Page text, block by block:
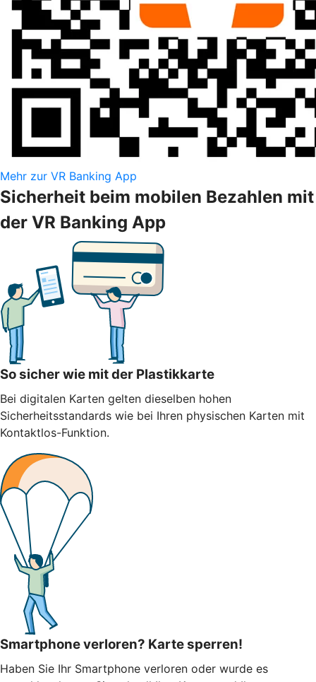
Mehr zur VR Banking App
Sicherheit beim mobilen Bezahlen mit
der VR Banking App
So sicher wie mit der Plastikkarte
Bei digitalen Karten gelten dieselben hohen
Sicherheitsstandards wie bei Ihren physischen Karten mit
Kontaktlos-Funktion.
Smartphone verloren? Karte sperren!
Haben Sie Ihr Smartphone verloren oder wurde es